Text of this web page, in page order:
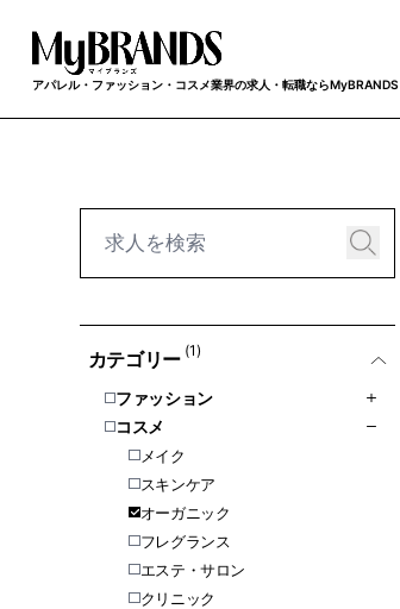
アパレル・ファッション・コスメ業界の求人・転職ならMyBRANDS
カテゴリー (1)
ファッション
コスメ
メイク
スキンケア
オーガニック
フレグランス
エステ・サロン
クリニック